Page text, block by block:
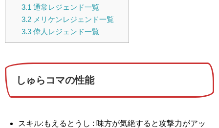
3.1 通常レジェンド一覧
3.2メリケンレジェンド一覧
3.3偉人レジェンド一覧
しゅらコマの性能
スキル:もえるとうし : 味方が気絶すると攻撃力がアッ